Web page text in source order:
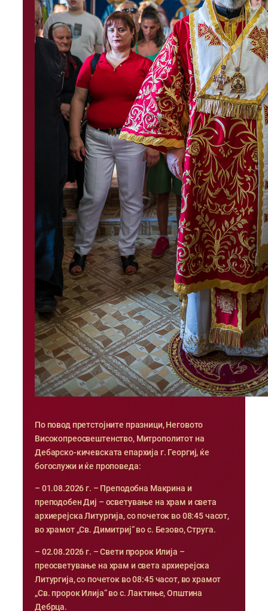
По повод претстојните празници, Неговото
Високопреосвештенство, Митрополитот на
Дебарско-кичевската епархија г. Георгиј, ќе
богослужи и ќе проповеда:
– 01.08.2026 г. – Преподобна Макрина и
преподобен Диј – осветување на храм и света
архиерејска Литургија, со почеток во 08:45 часот,
во храмот „Св. Димитриј“ во с. Безово, Струга.
– 02.08.2026 г. – Свети пророк Илија –
преосветување на храм и света архиерејска
Литургија, со почеток во 08:45 часот, во храмот
„Св. пророк Илија“ во с. Лактиње, Општина
Дебрца.